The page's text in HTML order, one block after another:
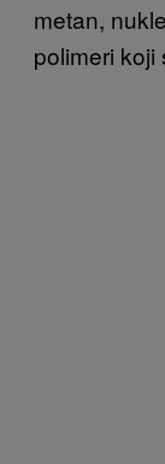
metan,
polimeri koji